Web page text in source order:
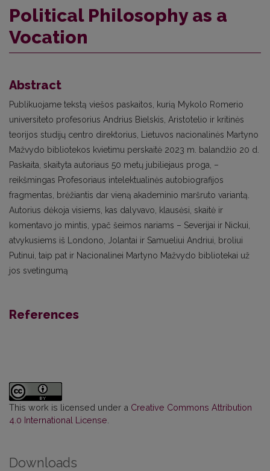
Political Philosophy as a
Vocation
Abstract
Publikuojame tekstą viešos paskaitos, kurią Mykolo Romerio
universiteto profesorius Andrius Bielskis, Aristotelio ir kritinės
teorijos studijų centro direktorius, Lietuvos nacionalinės Martyno
Mažvydo bibliotekos kvietimu perskaitė 2023 m. balandžio 20 d.
Paskaita, skaityta autoriaus 50 metų jubiliejaus proga, –
reikšmingas Profesoriaus intelektualinės autobiografijos
fragmentas, brėžiantis dar vieną akademinio maršruto variantą.
Autorius dėkoja visiems, kas dalyvavo, klausėsi, skaitė ir
komentavo jo mintis, ypač šeimos nariams – Severijai ir Nickui,
atvykusiems iš Londono, Jolantai ir Samueliui Andriui, broliui
Putinui, taip pat ir Nacionalinei Martyno Mažvydo bibliotekai už
jos svetingumą
References
This work is licensed under a Creative Commons Attribution
4.0 International License
Downloads